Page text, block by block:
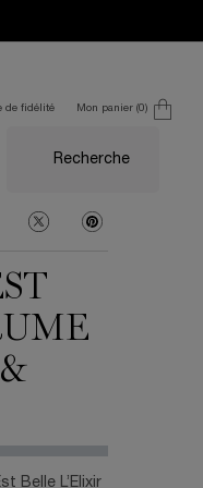
de fidélité
Mon panier 0
0 produit
Recherche
Sur : Facebook
Partager Sur : Twitter
Partager Sur :
Belle L’Elixir